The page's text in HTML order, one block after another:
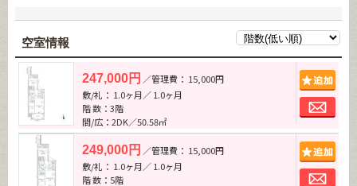
空室情報
247,000円 ／管理費： 15,000円
敷/礼： 1.0ヶ月／ 1.0ヶ月
階 数：3階
間/広：2DK／50.58㎡
249,000円 ／管理費： 15,000円
敷/礼： 1.0ヶ月／ 1.0ヶ月
階 数：5階